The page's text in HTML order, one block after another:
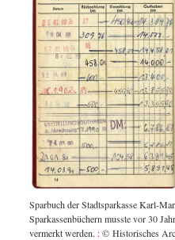
Sparbuch der Stadtsparkasse Karl-
Sparkassenbüchern musste vor 30
vermerkt werden. :© Historisches